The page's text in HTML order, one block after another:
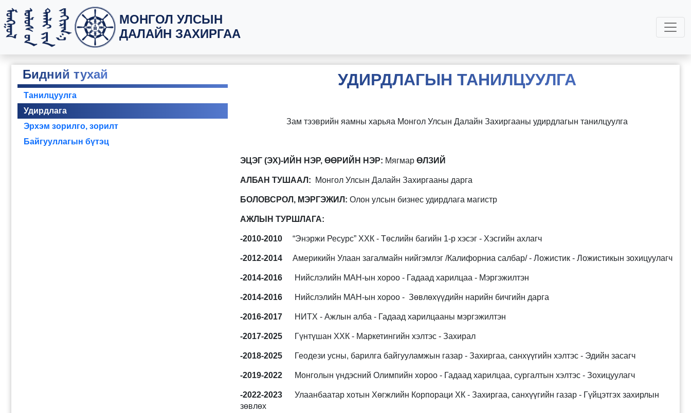
МОНГОЛ УЛСЫН
ДАЛАЙН ЗАХИРГАА
Бидний тухай
Танилцуулга
Удирдлага
Эрхэм зорилго, зорилт
Байгууллагын бүтэц
УДИРДЛАГЫН ТАНИЛЦУУЛГА
Зам тээврийн яамны харьяа Монгол Улсын Далайн Захиргааны удирдлагын танилцуулга
ЭЦЭГ (ЭХ)-ИЙН НЭР, ӨӨРИЙН НЭР: МягмарӨЛЗИЙ
АЛБАН ТУШААЛ: Монгол Улсын Далайн Захиргааны дарга
БОЛОВСРОЛ, МЭРГЭЖИЛ: Олон улсын бизнес удирдлага магистр
АЖЛЫН ТУРШЛАГА:
-2010-2010 “Энэржи Ресурс” ХХК - Төслийн багийн 1-р хэсэг - Хэсгийн ахлагч
-2012-2014 Америкийн Улаан загалмайн нийгэмлэг /Калифорниа салбар/ - Ложистик - Ложистикын зохицуулагч
-2014-2016 Нийслэлийн МАН-ын хороо - Гадаад харилцаа - Мэргэжилтэн
-2014-2016 Нийслэлийн МАН-ын хороо - Зөвлөхүүдийн нарийн бичгийн дарга
-2016-2017 НИТХ - Ажлын алба - Гадаад харилцааны мэргэжилтэн
-2017-2025 Гүнтүшан ХХК - Маркетингийн хэлтэс - Захирал
-2018-2025 Геодези усны, барилга байгууламжын газар - Захиргаа, санхүүгийн хэлтэс - Эдийн засагч
-2019-2022 Монголын үндэсний Олимпийн хороо - Гадаад харилцаа, сургалтын хэлтэс - Зохицуулагч
-2022-2023 Улаанбаатар хотын Хөгжлийн Корпораци ХК - Захиргаа, санхүүгийн газар - Гүйцэтгэх захирлын
зөвлөх